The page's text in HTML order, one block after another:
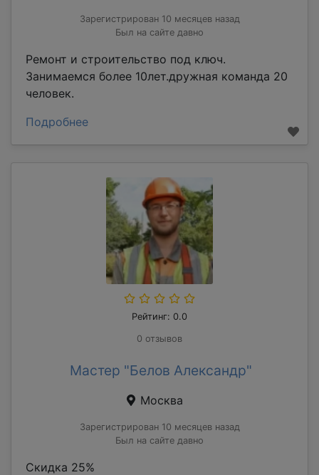
Зарегистрирован 10 месяцев назад
Был на сайте давно
Ремонт и строительство под ключ.
Занимаемся более 10лет.дружная команда 20
человек.
Подробнее
Рейтинг: 0.0
0 отзывов
Мастер "Белов Александр"
Москва
Зарегистрирован 10 месяцев назад
Был на сайте давно
Скидка 25%